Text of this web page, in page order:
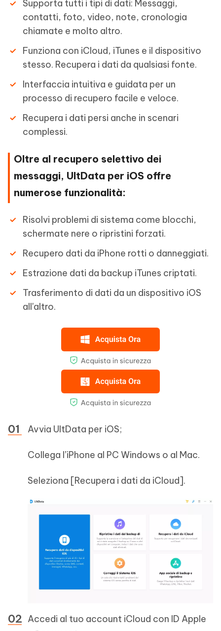
Supporta tutti i tipi di dati: Messaggi,
contatti, foto, video, note, cronologia
chiamate e molto altro.
Funziona con iCloud, iTunes e il dispositivo
stesso. Recupera i dati da qualsiasi fonte.
Interfaccia intuitiva e guidata per un
processo di recupero facile e veloce.
Recupera i dati persi anche in scenari
complessi.
Oltre al recupero selettivo dei
messaggi, UltData per iOS offre
numerose funzionalità:
Risolvi problemi di sistema come blocchi,
schermate nere o ripristini forzati.
Recupero dati da iPhone rotti o danneggiati.
Estrazione dati da backup iTunes criptati.
Trasferimento di dati da un dispositivo iOS
all'altro.
Avvia UltData per iOS;
Collega l’iPhone al PC Windows o al Mac.
Seleziona [Recupera i dati da iCloud].
Accedi al tuo account iCloud con ID Apple